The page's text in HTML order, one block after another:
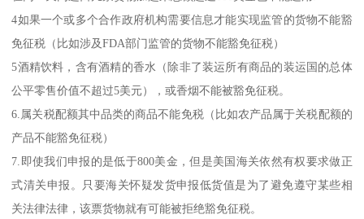
4如果一个或多个合作政府机构需要信息才能实现监管的货物不能豁
免征税（比如涉及FDA部门监管的货物不能豁免征税）
5酒精饮料，含有酒精的香水（除非了装运所有商品的装运国的总体
公平零售价值不超过5美元），或香烟不能被豁免征税。
6.属关税配额其中品类的商品不能免税（比如农产品属于关税配额的
产品不能豁免征税）
7.即使我们申报的是低于800美金，但是美国海关依然有权要求做正
式清关申报。只要海关怀疑发货申报低货值是为了避免遵守某些相
关法律法律，该票货物就有可能被拒绝豁免征税。